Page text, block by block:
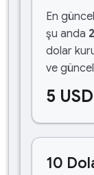
En
şu anda
dolar
ve
5
10